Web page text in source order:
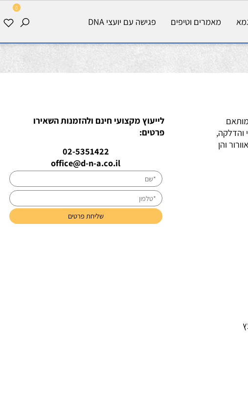
0
מאמרים וטיפים פגישה עם יועצי DNA
והן
לייעוץ מקצועי חינם ולהזמנות השאירו
פרטים:
02-5351422
office@d-n-a.co.il